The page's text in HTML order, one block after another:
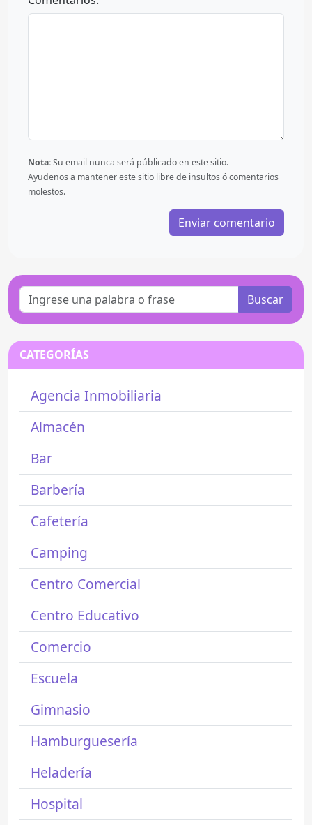
Nota:Su email nunca será públicado en este sitio.
Ayudenos a mantener este sitio libre de insultos ó comentarios
molestos.
Buscar
CATEGORÍAS
Agencia Inmobiliaria
Almacén
Bar
Barbería
Cafetería
Camping
Centro Comercial
Centro Educativo
Comercio
Escuela
Gimnasio
Hamburguesería
Heladería
Hospital